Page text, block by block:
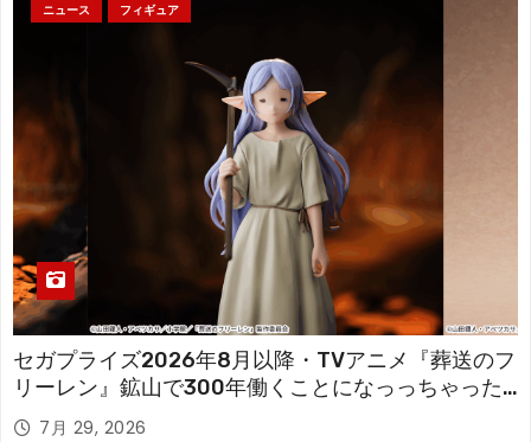
ニュース フィギュア
セガプライズ2026年8月以降・TVアニメ『葬送のフ
リーレン』鉱山で300年働くことになっっちゃった
「フリーレン」を立体化！
7月 29, 2026